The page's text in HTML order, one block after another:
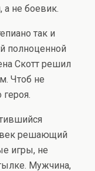
а не боевик.
так и
полноценной
Скотт решил
Чтоб не
решающий
игры, не
Мужчина,